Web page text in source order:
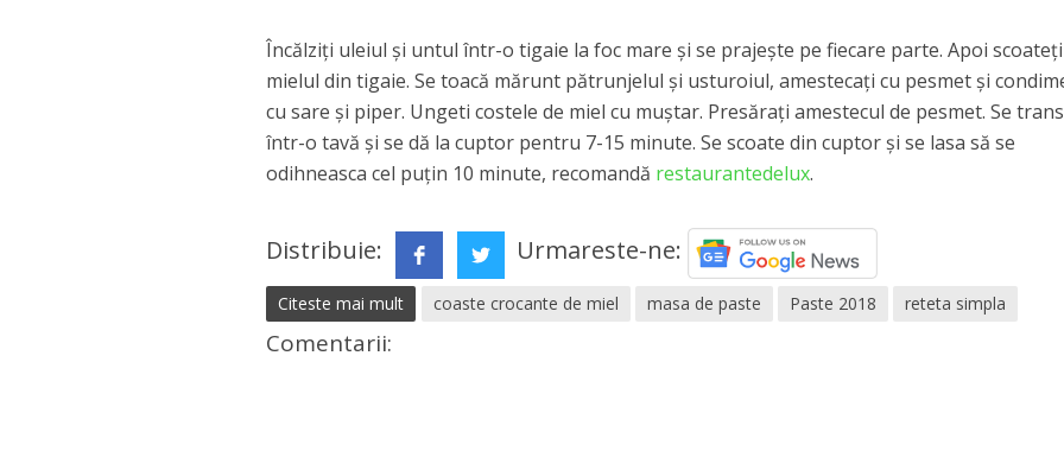
Încălziţi uleiul şi untul într-o tigaie la foc mare şi se prajeşte pe fiecare parte. Apoi scoateţi
mielul din tigaie. Se toacă mărunt pătrunjelul şi usturoiul, amestecaţi cu pesmet şi
cu sare şi piper. Ungeti costele de miel cu muştar. Presăraţi amestecul de pesmet. Se
într-o tavă şi se dă la cuptor pentru 7-15 minute. Se scoate din cuptor şi se lasa să se
odihneasca cel puţin 10 minute, recomandă restaurantedelux.
Distribuie: Urmareste-ne:
Citeste mai mult coaste crocante de miel masa de paste Paste 2018 reteta simpla
Comentarii: